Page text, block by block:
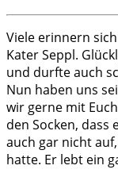
Viele erinnern
Kater Seppl.
und durfte auch
Nun haben uns
wir gerne mit
den Socken, dass
auch gar nicht
hatte. Er lebt ein